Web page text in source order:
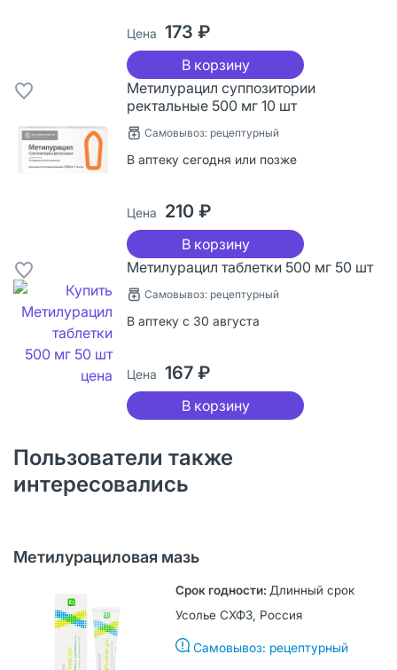
Цена 173 ₽
В корзину
Метилурацил суппозитории
ректальные 500 мг 10 шт
Самовывоз: рецептурный
В аптеку сегодня или позже
Цена 210 ₽
В корзину
Метилурацил таблетки 500 мг 50 шт
Самовывоз: рецептурный
В аптеку с 30 августа
Цена 167 ₽
В корзину
Пользователи также
интересовались
Метилурациловая мазь
Длинный срок
Усолье СХФЗ, Россия
Самовывоз: рецептурный